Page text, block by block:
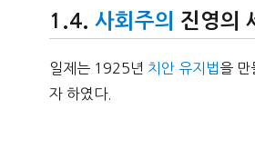
사회주의 진영의
일제는 1925년 치안 유지법을 만
자 하였다.